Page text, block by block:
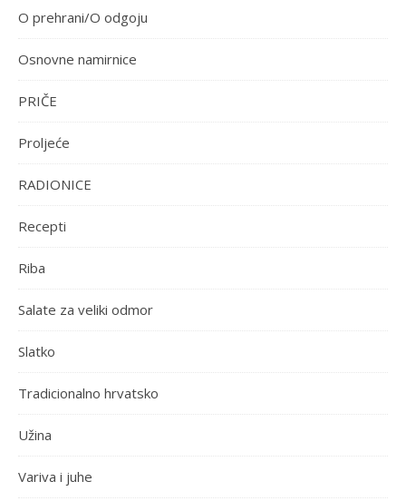
O prehrani/O odgoju
Osnovne namirnice
PRIČE
Proljeće
RADIONICE
Recepti
Riba
Salate za veliki odmor
Slatko
Tradicionalno hrvatsko
Užina
Variva i juhe